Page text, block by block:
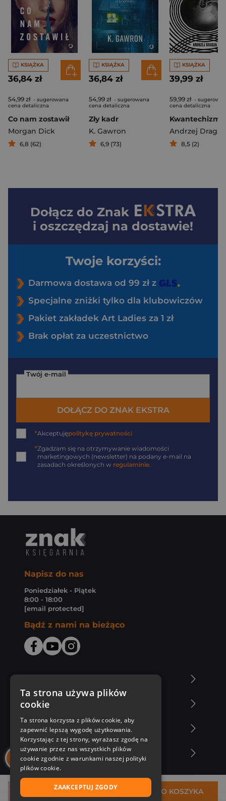
36,84 zł DO KOSZYKA
KSIĄŻKA
36,84 zł
54,99 zł - sugerowana
cena detaliczna
Co nam zostawił
Morgan Dick
6,8 (62)
KSIĄŻKA
36,84 zł
54,99 zł - sugerowana
cena detaliczna
Zły kadr
K. Gawron
6,9 (73)
KSIĄŻKA
39,99 zł
59,99 zł -
cena detaliczna
Andrzej Dragan
8,5 (2)
Dołącz do Znak
i oszczędzaj na dostawie!
Twoje korzyści:
Darmowa dostawa od 99 zł z
Specjalne zniżki tylko dla klubowiczów
Pakiet zakładek Art Ladies za 1 zł
Brak opłat za uczestnictwo
Twój e-mail
DOŁĄCZ DO ZNAK EKSTRA
*Akceptujępolitykę prywatności
*Zgadzam się na otrzymywanie wiadomości
marketingowych (newsletter) na podany e-mail na
zasadach określonych w regulaminie
Napisz do nas
Poniedziałek - Piątek
8:00 - 18:00
[email protected]
Bądź z nami na bieżąco
Zakupy u nas
Nasza oferta
Nasi autorzy
Ta strona używa plików
cookie
Ta strona korzysta z plików cookie, aby
zapewnić lepszą wygodę użytkowania.
Korzystając z tej strony, wyrażasz zgodę na
używanie przez nas wszystkich plików
cookie zgodnie z warunkami naszej polityki
plików cookie.
ZAAKCEPTUJ ZGODY